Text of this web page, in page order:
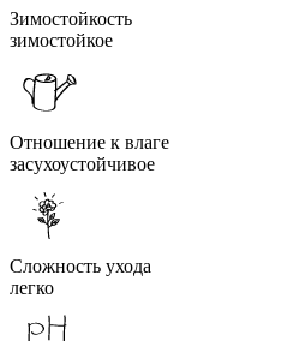
Зимостойкость
зимостойкое
Отношение к влаге
засухоустойчивое
Сложность ухода
легко